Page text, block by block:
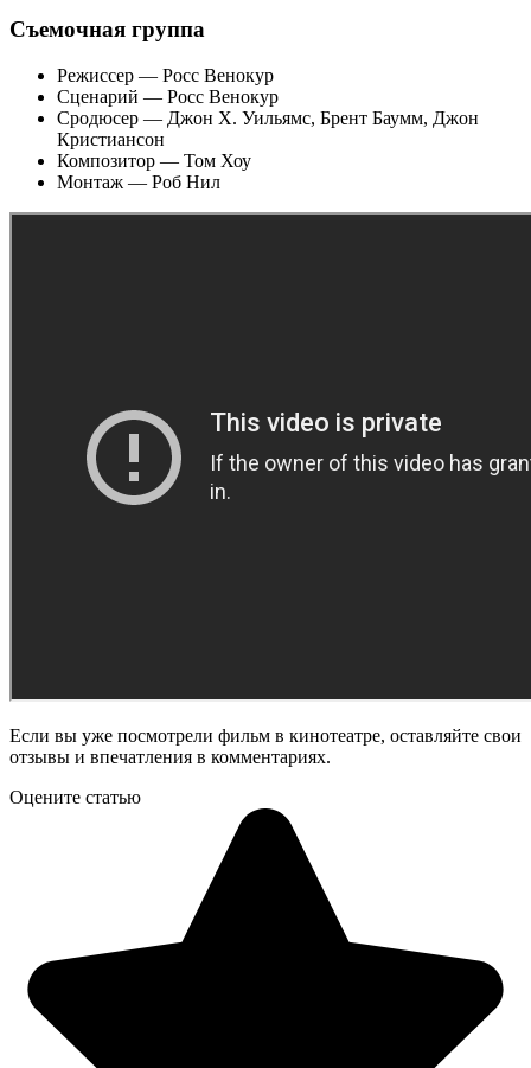
Съемочная группа
Режиссер — Росс Венокур
Сценарий — Росс Венокур
Сродюсер — Джон Х. Уильямс, Брент Баумм, Джон
Кристиансон
Композитор — Том Хоу
Монтаж — Роб Нил
Если вы уже посмотрели фильм в кинотеатре, оставляйте свои
отзывы и впечатления в комментариях.
Оцените статью